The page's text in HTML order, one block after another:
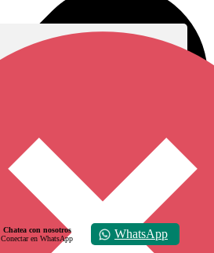
Chatea con nosotros
Conectar en WhatsApp
WhatsApp